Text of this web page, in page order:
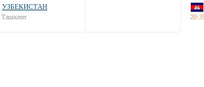
УЗБЕКИСТАН
Ташкент